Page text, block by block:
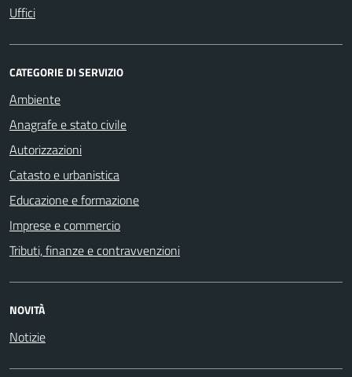
Uffici
CATEGORIE DI SERVIZIO
Ambiente
Anagrafe e stato civile
Autorizzazioni
Catasto e urbanistica
Educazione e formazione
Imprese e commercio
Tributi, finanze e contravvenzioni
NOVITÀ
Notizie